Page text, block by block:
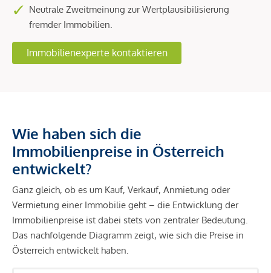
Neutrale Zweitmeinung zur Wertplausibilisierung
fremder Immobilien.
Immobilienexperte kontaktieren
Wie haben sich die
Immobilienpreise in Österreich
entwickelt?
Ganz gleich, ob es um Kauf, Verkauf, Anmietung oder
Vermietung einer Immobilie geht – die Entwicklung der
Immobilienpreise ist dabei stets von zentraler Bedeutung.
Das nachfolgende Diagramm zeigt, wie sich die Preise in
Österreich entwickelt haben.